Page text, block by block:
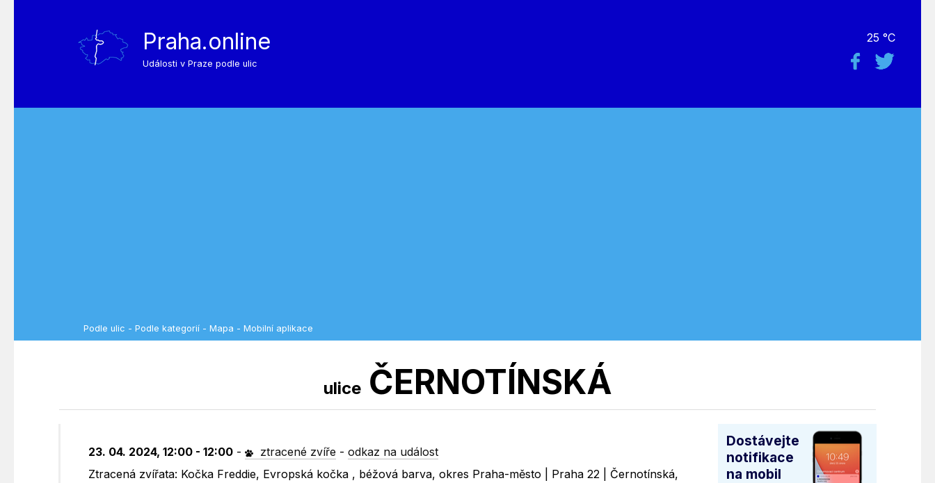
Praha.online
Události v Praze podle ulic
25 °C
Podle ulic - Podle kategorií - Mapa - Mobilní aplikace
uliceČERNOTÍNSKÁ
23. 04. 2024, 12:00 - 12:00 - ztracené zvíře -odkaz na událost
Ztracená zvířata: Kočka Freddie, Evropská kočka , béžová barva, okres Praha-město | Praha 22 | Černotínská,
Dostávejte
notifikace
na mobil